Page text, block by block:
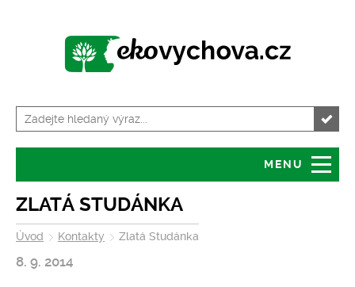
MENU
Úvod
O serveru
Granty
Servis pro školy
ZLATÁ STUDÁNKA
Úvod Kontakty Zlatá Studánka
8. 9. 2014